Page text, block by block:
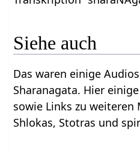
Siehe auch
Das waren einige
Sharanagata. Hier
sowie Links zu weiteren
Shlokas, Stotras und